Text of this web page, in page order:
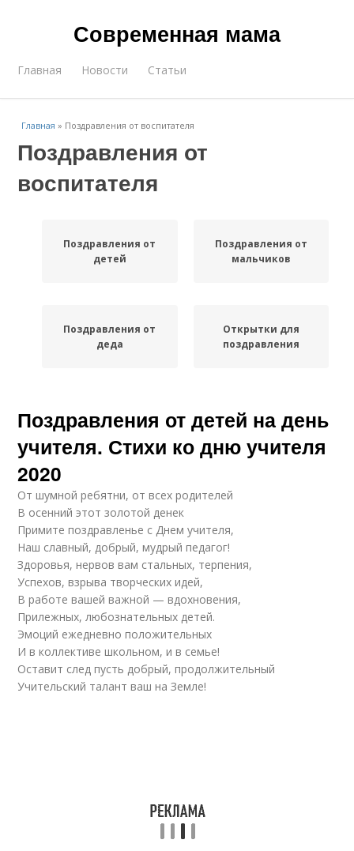
Современная мама
Главная Новости Статьи
Главная » Поздравления от воспитателя
Поздравления от
воспитателя
Поздравления от
детей
Поздравления от
мальчиков
Поздравления от
деда
Открытки для
поздравления
Поздравления от детей на день
учителя. Стихи ко дню учителя
2020
От шумной ребятни, от всех родителей
В осенний этот золотой денек
Примите поздравленье с Днем учителя,
Наш славный, добрый, мудрый педагог!
Здоровья, нервов вам стальных, терпения,
Успехов, взрыва творческих идей,
В работе вашей важной — вдохновения,
Прилежных, любознательных детей.
Эмоций ежедневно положительных
И в коллективе школьном, и в семье!
Оставит след пусть добрый, продолжительный
Учительский талант ваш на Земле!